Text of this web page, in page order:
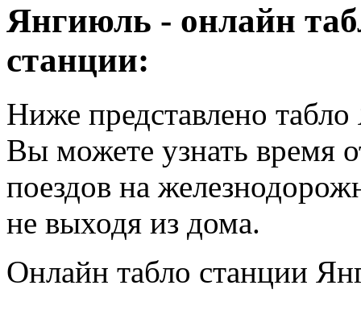
Янгиюль - онлайн
станции:
Ниже представлено
Вы можете узнать время
поездов на
не выходя из дома.
Онлайн табло станции